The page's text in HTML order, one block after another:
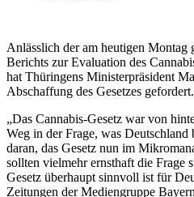
Anlässlich der am heutigen Montag
Berichts zur Evaluation des
hat Thüringens Ministerpräsident
Abschaffung des Gesetzes gefordert.
„Das Cannabis-Gesetz war von
Weg in der Frage, was
daran, das Gesetz nun im
sollten vielmehr ernsthaft die Frage
Gesetz überhaupt sinnvoll ist für
Zeitungen der Mediengruppe